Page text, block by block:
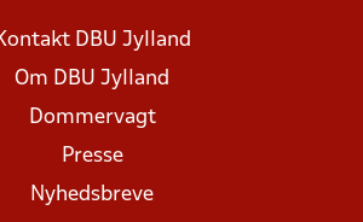
DBU Jylland
Om DBU Jylland
Dommervagt
Presse
Nyhedsbreve